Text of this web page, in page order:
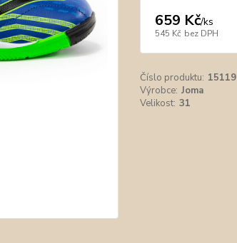
659 Kč/ks
545 Kč bez DPH
Číslo produktu: 15119
Výrobce: Joma
Velikost: 31